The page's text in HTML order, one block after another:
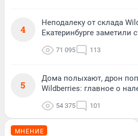
4
Неподалеку от склада
Екатеринбурге заметили
71 095 113
5
Дома полыхают, дрон
Wildberries: главное о
54 375 101
МНЕНИЕ